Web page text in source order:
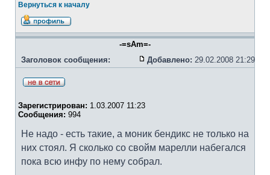
Вернуться к началу
-=sAm=-
Заголовок сообщения:
Добавлено: 29.02.2008 21:29
Зарегистрирован: 1.03.2007 11:23
Сообщения: 994
Не надо - есть такие, а моник бендикс не только на
них стоял. Я сколько со свойм марелли набегался
пока всю инфу по нему собрал.